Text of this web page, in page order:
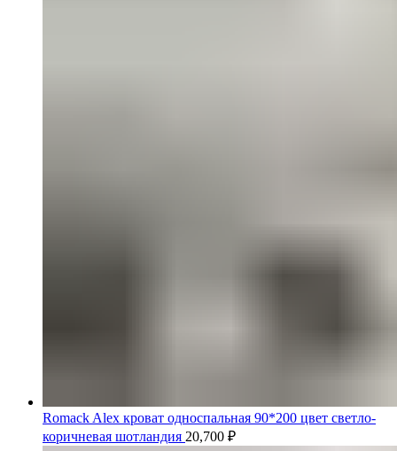
Romack Alex кроват односпальная 90*200 цвет светло-
коричневая шотландия 20,700 ₽